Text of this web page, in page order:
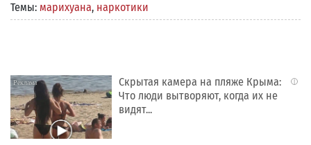
Темы: марихуана, наркотики
i
Скрытая камера на пляже Крыма:
Что люди вытворяют, когда их не
видят...